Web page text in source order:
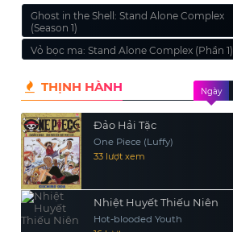
Ghost in the Shell: Stand Alone Complex
(Season 1)
Vỏ bọc ma: Stand Alone Complex (Phần 1)
THỊNH HÀNH Ngày
Đảo Hải Tặc
One Piece (Luffy)
33 lượt xem
Nhiệt Huyết Thiếu Niên
Hot-blooded Youth